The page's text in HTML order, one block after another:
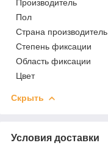
Производитель
Пол
Страна производитель
Степень фиксации
Область фиксации
Цвет
Скрыть
Условия доставки